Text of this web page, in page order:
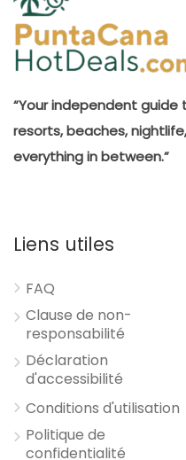
“Your independent
resorts, beaches,
everything in between.”
Liens utiles
FAQ
Clause de non-
responsabilité
Déclaration
d'accessibilité
Conditions d'utilisation
Politique de
confidentialité